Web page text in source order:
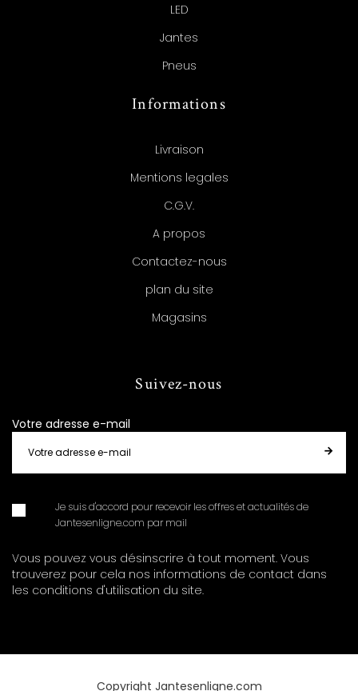
LED
Jantes
Pneus
Informations
Livraison
Mentions legales
C.G.V.
A propos
Contactez-nous
plan du site
Magasins
Suivez-nous
Votre adresse e-mail
Je suis d'accord pour recevoir les offres et actualités de
Jantesenligne.com par mail
Vous pouvez vous désinscrire à tout moment. Vous
trouverez pour cela nos informations de contact dans
les conditions d'utilisation du site.
Copyright Jantesenligne.com